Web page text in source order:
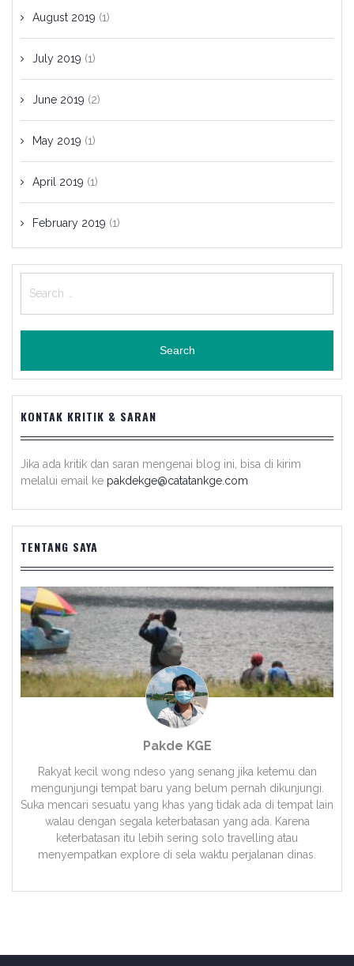
August 2019 (1)
July 2019 (1)
June 2019 (2)
May 2019 (1)
April 2019 (1)
February 2019 (1)
for:
KONTAK KRITIK & SARAN
Jika ada kritik dan saran mengenai blog ini, bisa di kirim
melalui email ke pakdekge@catatankge.com
TENTANG SAYA
Pakde KGE
Rakyat kecil wong ndeso yang senang jika ketemu dan
mengunjungi tempat baru yang belum pernah dikunjungi.
Suka mencari sesuatu yang khas yang tidak ada di tempat lain
walau dengan segala keterbatasan yang ada. Karena
keterbatasan itu lebih sering solo travelling atau
menyempatkan explore di sela waktu perjalanan dinas.